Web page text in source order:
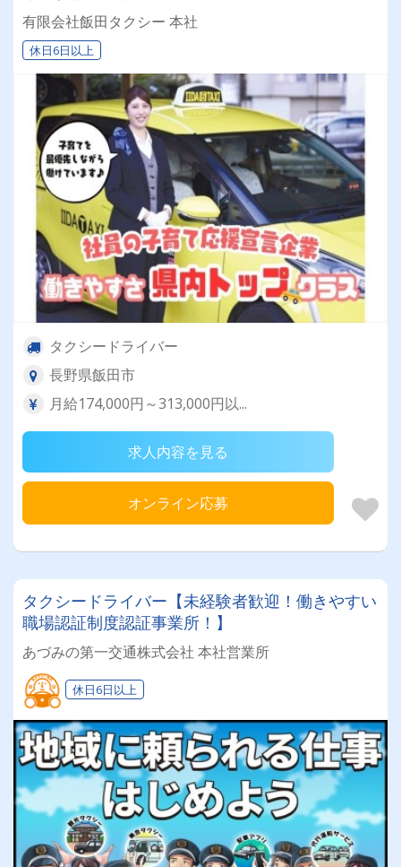
有限会社飯田タクシー 本社
休日6日以上
タクシードライバー
長野県飯田市
月給174,000円～313,000円以...
求人内容を見る
オンライン応募
タクシードライバー【未経験者歓迎！働きやすい
職場認証制度認証事業所！】
あづみの第一交通株式会社 本社営業所
休日6日以上